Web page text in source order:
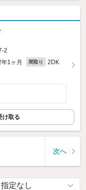
2
1ヶ月 間取り 2DK
け取る
次へ